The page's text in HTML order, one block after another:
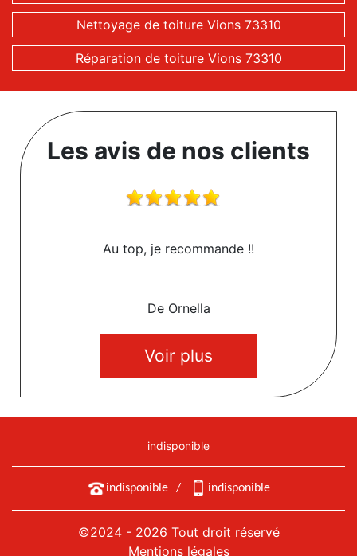
Nettoyage de toiture Vions 73310
Réparation de toiture Vions 73310
Les avis de nos clients
Au top, je recommande !!
De Ornella
Voir plus
indisponible
indisponible / indisponible
©2024 - 2026 Tout droit réservé
Mentions légales